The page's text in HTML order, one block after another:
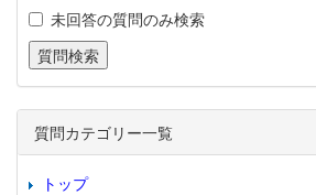
未回答の質問のみ検索
質問カテゴリー一覧
トップ